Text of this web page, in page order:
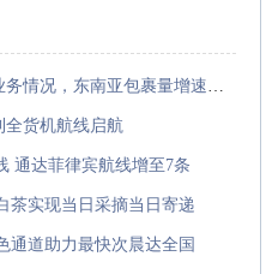
极兔速递公布2026年第一季度业务情况，东南亚包裹量增速近80%
全货机航线启航
通达菲律宾航线增至7条
茶实现当日采摘当日寄递
通道助力最快次晨达全国